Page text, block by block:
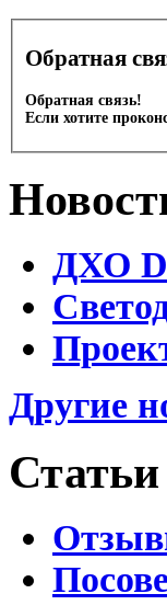
Обратная
Обратная связь!
Если хотите
ДХО
Другие
Статьи